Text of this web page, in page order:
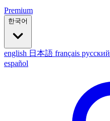
Premium
한국어
english 日本語 français русский
español